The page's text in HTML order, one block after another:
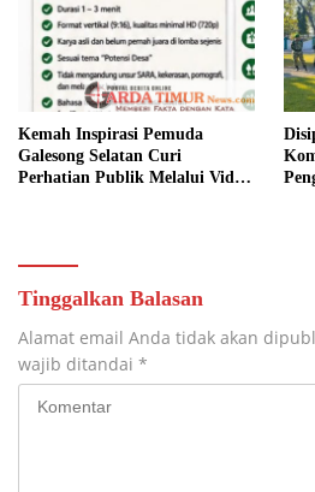
Kemah Inspirasi Pemuda
Galesong Selatan Curi
Perhatian Publik Melalui Video
Tinggalkan Balasan
Alamat email Anda tidak akan
wajib ditandai *